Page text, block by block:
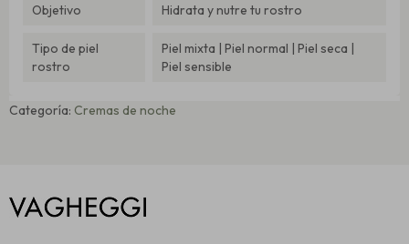
Objetivo Hidrata y nutre tu rostro
Tipo de piel
rostro
Piel mixta | Piel normal | Piel seca |
Piel sensible
Categoría: Cremas de noche